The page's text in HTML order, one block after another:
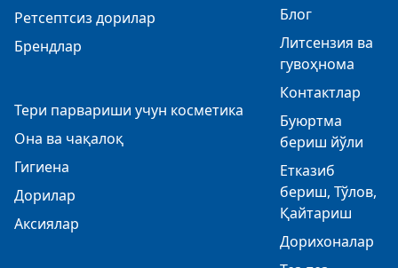
Ретсептсиз дорилар
Брендлар
Тери парвариши учун косметика
Она ва чақалоқ
Гигиена
Дорилар
Аксиялар
Блог
Литсензия ва
гувоҳнома
Контактлар
Буюртма
бериш йўли
Етказиб
бериш, Тўлов,
Қайтариш
Дорихоналар